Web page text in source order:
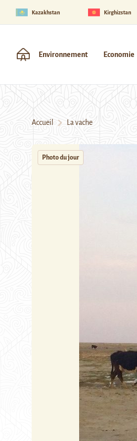
Kazakhstan Kirghizstan
Environnement Economie
Accueil La vache
Photo du jour